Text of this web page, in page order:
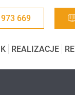
669
REALIZACJE